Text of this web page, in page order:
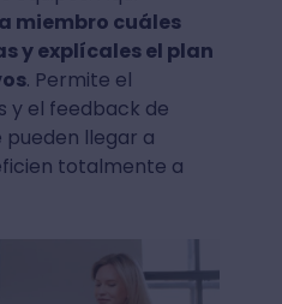
miembro cuáles
y explícales el plan
. Permite el
y el feedback de
pueden llegar a
totalmente a